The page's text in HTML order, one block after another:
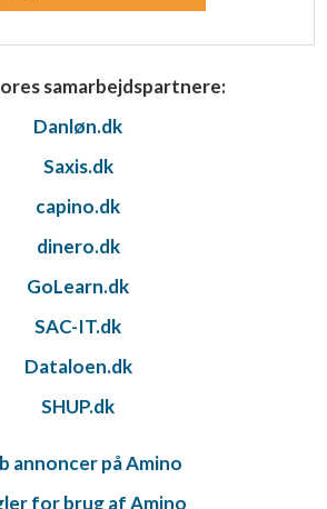
samarbejdspartnere:
Danløn.dk
Saxis.dk
capino.dk
dinero.dk
GoLearn.dk
SAC-IT.dk
Dataloen.dk
SHUP.dk
annoncer på Amino
for brug af Amino